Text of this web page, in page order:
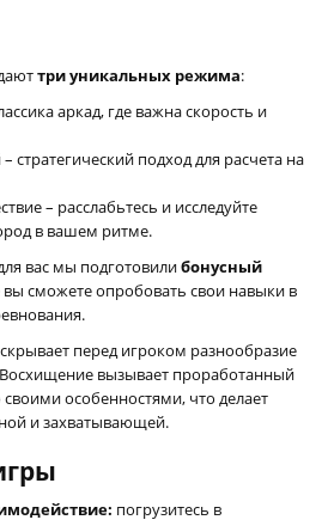
три уникальных режима:
аркад, где важна скорость и
стратегический подход для расчета на
– расслабьтесь и исследуйте
в вашем ритме.
вас мы подготовилибонусный
вы сможете опробовать свои навыки в
перед игроком разнообразие
вызывает проработанный
особенностями, что делает
и захватывающей.
погрузитесь в